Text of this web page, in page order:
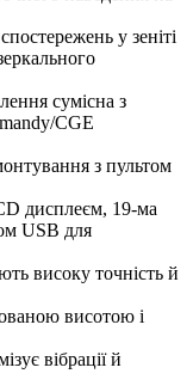
у зеніті
сумісна з
CGE
з пультом
дисплеєм, 19-ма
USB для
високу точність й
висотою і
вібрації й